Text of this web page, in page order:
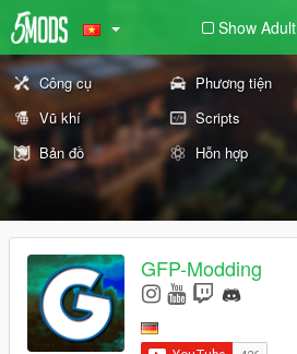
Show Adult
Công cụ Phương tiện
Vũ khí
Scripts
Bản đồ
Hỗn hợp
GFP-Modding